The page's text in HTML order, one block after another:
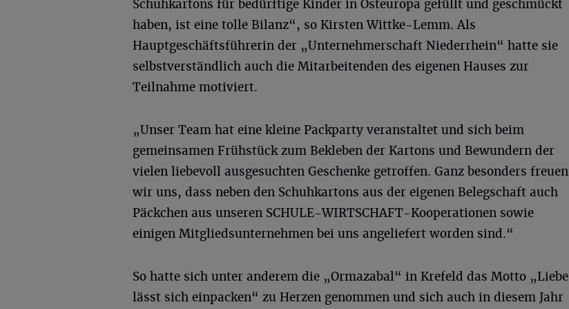
Schuhkartons für bedürftige Kinder in Osteuropa gefüllt und geschmückt
haben, ist eine tolle Bilanz“, so Kirsten Wittke-Lemm. Als
Hauptgeschäftsführerin der „Unternehmerschaft Niederrhein“ hatte sie
selbstverständlich auch die Mitarbeitenden des eigenen Hauses zur
Teilnahme motiviert.
„Unser Team hat eine kleine Packparty veranstaltet und sich beim
gemeinsamen Frühstück zum Bekleben der Kartons und Bewundern der
vielen liebevoll ausgesuchten Geschenke getroffen. Ganz besonders freuen
wir uns, dass neben den Schuhkartons aus der eigenen Belegschaft auch
Päckchen aus unseren SCHULE-WIRTSCHAFT-Kooperationen sowie
einigen Mitgliedsunternehmen bei uns angeliefert worden sind.“
So hatte sich unter anderem die „Ormazabal“ in Krefeld das Motto „Liebe
lässt sich einpacken“ zu Herzen genommen und sich auch in diesem Jahr